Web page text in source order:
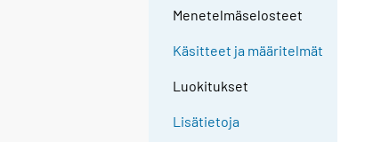
Menetelmäselosteet
Käsitteet ja määritelmät
Luokitukset
Lisätietoja